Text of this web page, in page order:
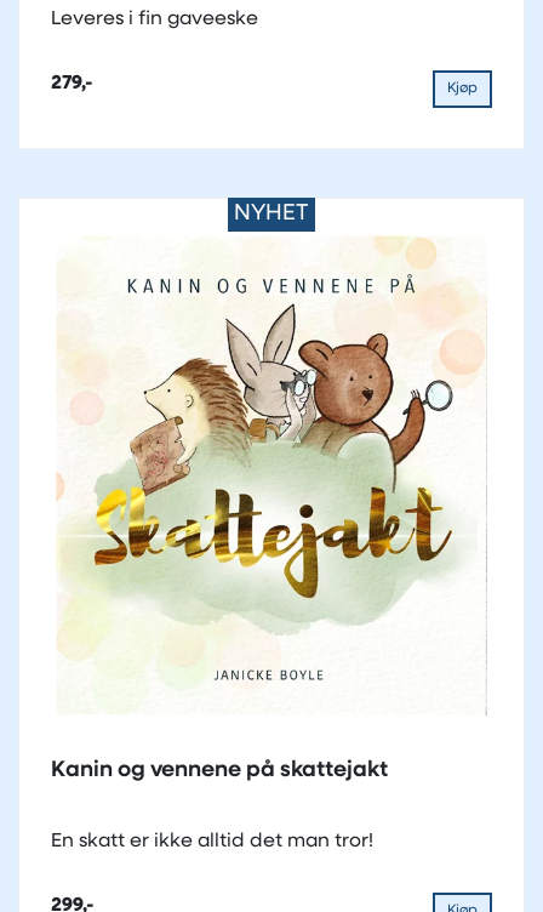
Leveres i fin gaveeske
279,- Kjøp
NYHET
Kanin og vennene på skattejakt
En skatt er ikke alltid det man tror!
299,-